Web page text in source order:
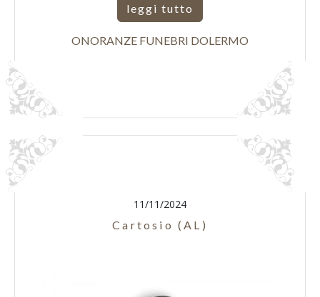
leggi tutto
ONORANZE FUNEBRI DOLERMO
11/11/2024
Cartosio (AL)